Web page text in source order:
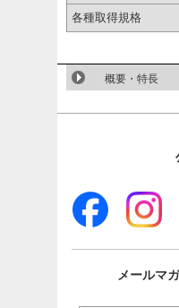
各種取得規格
概要・特長
メールマ